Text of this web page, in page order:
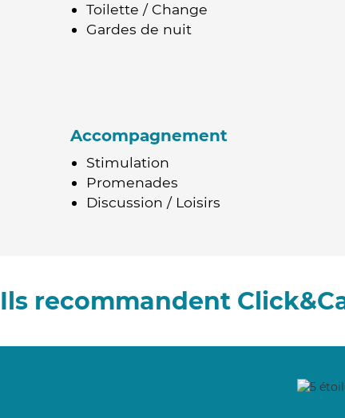
Toilette / Change
Gardes de nuit
Accompagnement
Stimulation
Promenades
Discussion / Loisirs
Ils recommandent